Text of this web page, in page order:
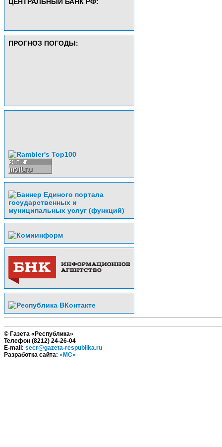
ПРОГНОЗ ПОГОДЫ:
© Газета «Республика»
Телефон (8212) 24-26-04
E-mail: secr@gazeta-respublika.ru
Разработка сайта: «МС»